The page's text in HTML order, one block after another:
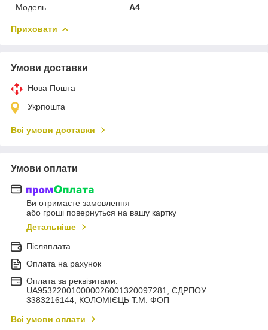
Мoдель
A4
Приховати
Умови доставки
Нова Пошта
Укрпошта
Всі умови доставки
Умови оплати
Ви отримаєте замовлення
або гроші повернуться на вашу картку
Детальніше
Післяплата
Оплата на рахунок
Оплата за реквізитами:
UA953220010000026001320097281, ЄДРПОУ
3383216144, КОЛОМIЄЦЬ Т.М. ФОП
Всі умови оплати